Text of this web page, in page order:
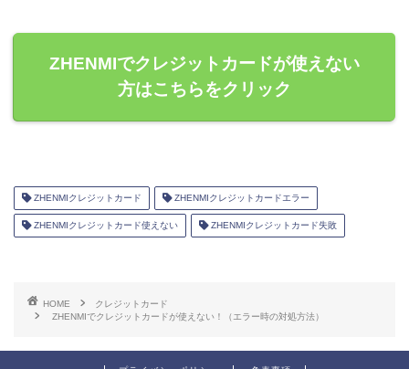
ZHENMIでクレジットカードが使えない
方はこちらをクリック
ZHENMIクレジットカード ZHENMIクレジットカードエラー
ZHENMIクレジットカード使えない ZHENMIクレジットカード失敗
HOME
クレジットカード
ZHENMIでクレジットカードが使えない！（エラー時の対処方法）